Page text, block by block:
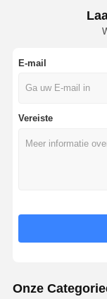
E-mail
Vereiste
Onze